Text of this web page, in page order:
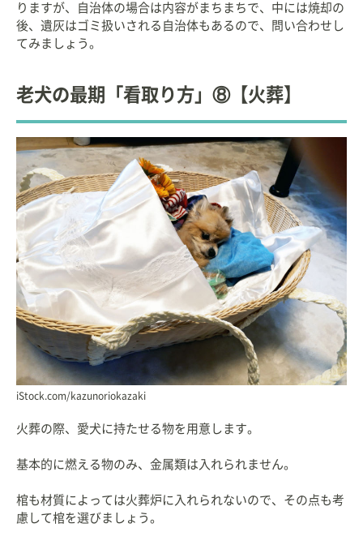
りますが、自治体の場合は内容がまちまちで、中には焼却の
後、遺灰はゴミ扱いされる自治体もあるので、問い合わせし
てみましょう。
老犬の最期「看取り方」⑧【火葬】
iStock.com/kazunoriokazaki
火葬の際、愛犬に持たせる物を用意します。
基本的に燃える物のみ、金属類は入れられません。
棺も材質によっては火葬炉に入れられないので、その点も考
慮して棺を選びましょう。